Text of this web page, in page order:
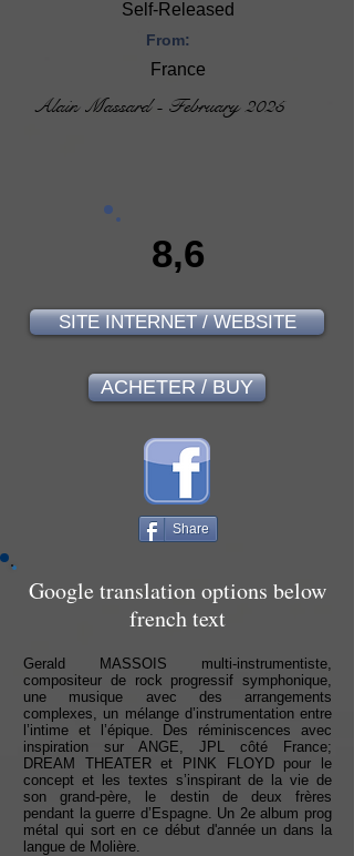
Self-Released
From:
France
Alain Massard - February 2025
8,6
SITE INTERNET / WEBSITE
ACHETER / BUY
Share
Google translation options below
french text
Gerald MASSOIS multi-instrumentiste,
compositeur de rock progressif symphonique,
une musique avec des arrangements
complexes, un mélange d’instrumentation entre
l’intime et l’épique. Des réminiscences avec
inspiration sur ANGE, JPL côté France;
DREAM THEATER et PINK FLOYD pour le
concept et les textes s’inspirant de la vie de
son grand-père, le destin de deux frères
pendant la guerre d’Espagne. Un 2e album prog
métal qui sort en ce début d'année un dans la
langue de Molière.